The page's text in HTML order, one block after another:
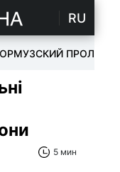
RU
ОРМУЗСКИЙ ПРОЛИВ
5 мин